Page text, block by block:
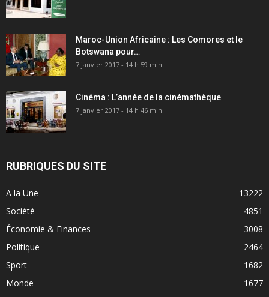
Maroc-Union Africaine : Les Comores et le
Botswana pour…
7 janvier 2017 - 14 h 59 min
Cinéma : L’année de la cinémathèque
7 janvier 2017 - 14 h 46 min
RUBRIQUES DU SITE
A la Une
13222
Société
4851
Économie & Finances
3008
Politique
2464
Sport
1682
Monde
1677